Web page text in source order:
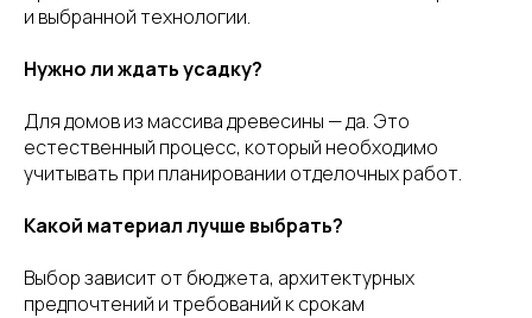
и выбранной технологии.
Нужно ли ждать усадку?
Для домов из массива древесины — да. Это
естественный процесс, который необходимо
учитывать при планировании отделочных работ.
Какой материал лучше выбрать?
Выбор зависит от бюджета, архитектурных
предпочтений и требований к срокам